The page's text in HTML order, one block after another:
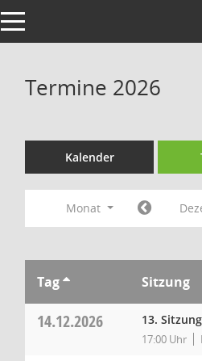
Toggle navigation
Termine 2026
Kalender
Monat
Tag Sitzung
14.12.2026 13.
17:00 Uhr